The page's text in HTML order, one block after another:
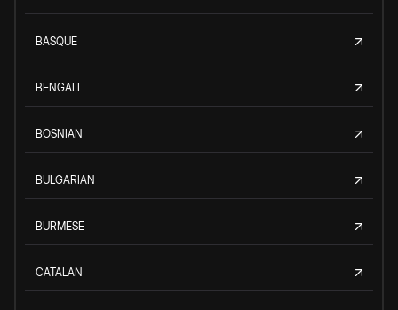
BASQUE
BENGALI
BOSNIAN
BULGARIAN
BURMESE
CATALAN